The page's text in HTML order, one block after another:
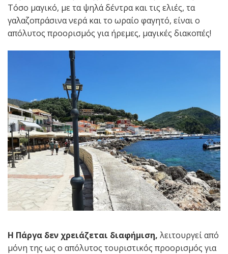
Τόσο μαγικό, με τα ψηλά δέντρα και τις ελιές, τα
γαλαζοπράσινα νερά και το ωραίο φαγητό, είναι ο
απόλυτος προορισμός για ήρεμες, μαγικές διακοπές!
Η Πάργα δεν χρειάζεται διαφήμιση, λειτουργεί από
μόνη της ως ο απόλυτος τουριστικός προορισμός για